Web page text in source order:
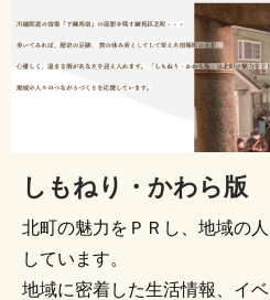
しもねり・かわら版
北町の魅力をＰＲし、地域の
しています。
地域に密着した生活情報、イ